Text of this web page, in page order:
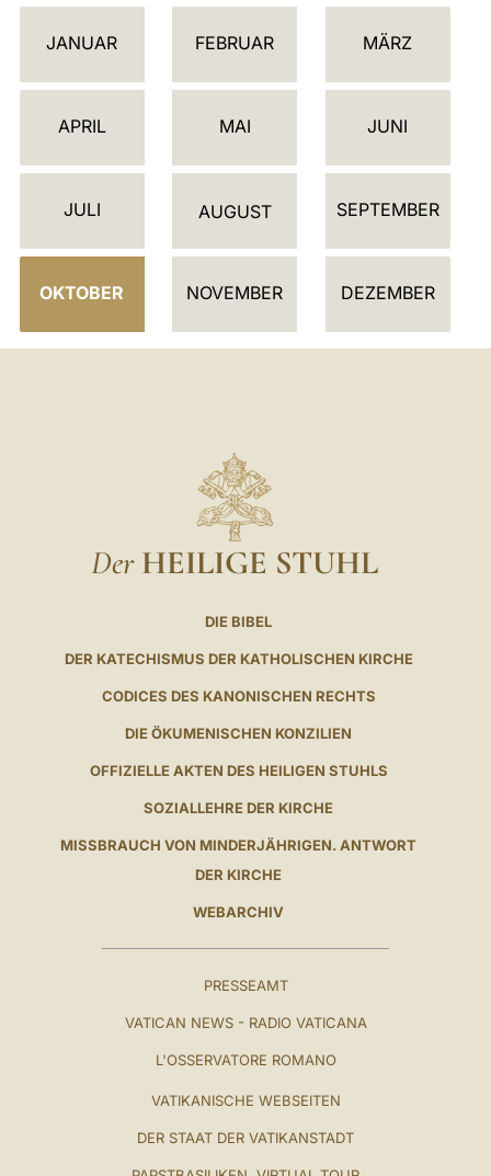
K
L
D
R
JANUAR FEBRUAR MÄRZ
APRIL MAI JUNI
JULI AUGUST SEPTEMBER
OKTOBER NOVEMBER DEZEMBER
Der HEILIGE STUHL
DIE BIBEL
DER KATECHISMUS DER KATHOLISCHEN KIRCHE
CODICES DES KANONISCHEN RECHTS
DIE ÖKUMENISCHEN KONZILIEN
OFFIZIELLE AKTEN DES HEILIGEN STUHLS
SOZIALLEHRE DER KIRCHE
MISSBRAUCH VON MINDERJÄHRIGEN. ANTWORT
DER KIRCHE
WEBARCHIV
PRESSEAMT
VATICAN NEWS - RADIO VATICANA
L'OSSERVATORE ROMANO
VATIKANISCHE WEBSEITEN
DER STAAT DER VATIKANSTADT